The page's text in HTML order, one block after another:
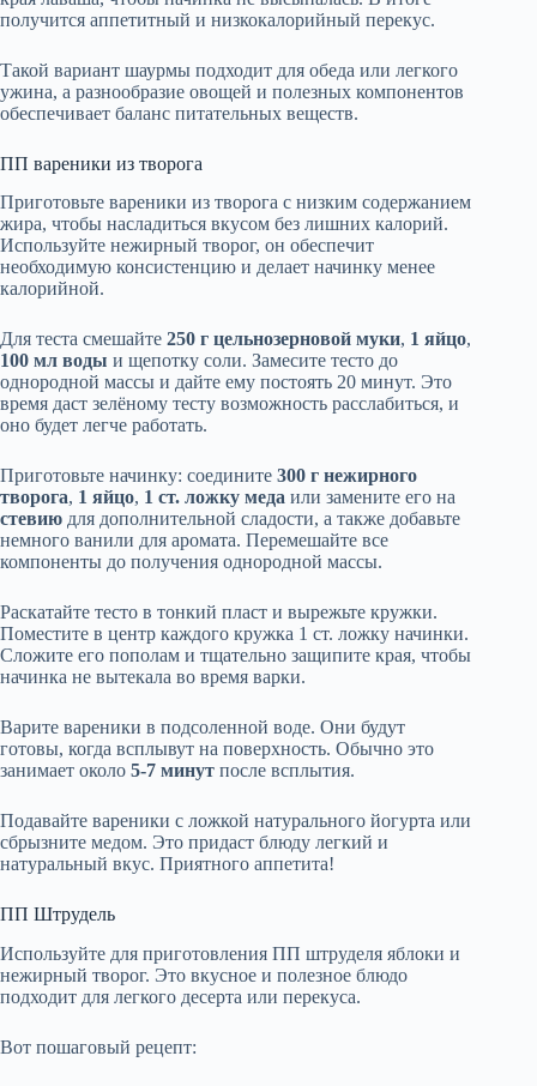
получится аппетитный и низкокалорийный перекус.
Такой вариант шаурмы подходит для обеда или легкого
ужина, а разнообразие овощей и полезных компонентов
обеспечивает баланс питательных веществ.
ПП вареники из творога
Приготовьте вареники из творога с низким содержанием
жира, чтобы насладиться вкусом без лишних калорий.
Используйте нежирный творог, он обеспечит
необходимую консистенцию и делает начинку менее
калорийной.
Для теста смешайте 250 г цельнозерновой муки, 1 яйцо,
100 мл воды и щепотку соли. Замесите тесто до
однородной массы и дайте ему постоять 20 минут. Это
время даст зелёному тесту возможность расслабиться, и
оно будет легче работать.
Приготовьте начинку: соедините 300 г нежирного
творога, 1 яйцо, 1 ст. ложку меда или замените его на
стевию для дополнительной сладости, а также добавьте
немного ванили для аромата. Перемешайте все
компоненты до получения однородной массы.
Раскатайте тесто в тонкий пласт и вырежьте кружки.
Поместите в центр каждого кружка 1 ст. ложку начинки.
Сложите его пополам и тщательно защипите края, чтобы
начинка не вытекала во время варки.
Варите вареники в подсоленной воде. Они будут
готовы, когда всплывут на поверхность. Обычно это
занимает около 5-7 минут после всплытия.
Подавайте вареники с ложкой натурального йогурта или
сбрызните медом. Это придаст блюду легкий и
натуральный вкус. Приятного аппетита!
ПП Штрудель
Используйте для приготовления ПП штруделя яблоки и
нежирный творог. Это вкусное и полезное блюдо
подходит для легкого десерта или перекуса.
Вот пошаговый рецепт: